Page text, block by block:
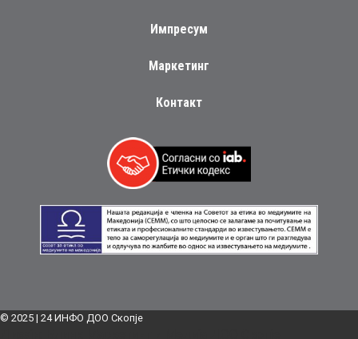
Импресум
Маркетинг
Контакт
© 2025 | 24 ИНФО ДОО Скопје